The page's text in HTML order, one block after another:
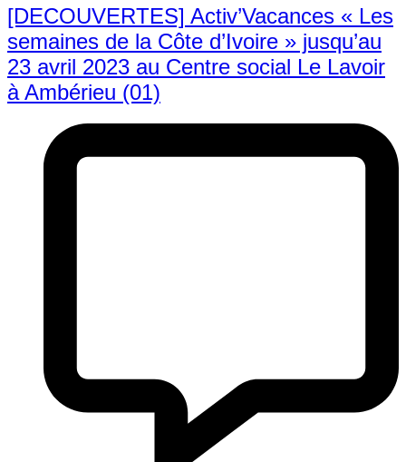
[DECOUVERTES] Activ’Vacances « Les
semaines de la Côte d’Ivoire » jusqu’au
23 avril 2023 au Centre social Le Lavoir
à Ambérieu (01)